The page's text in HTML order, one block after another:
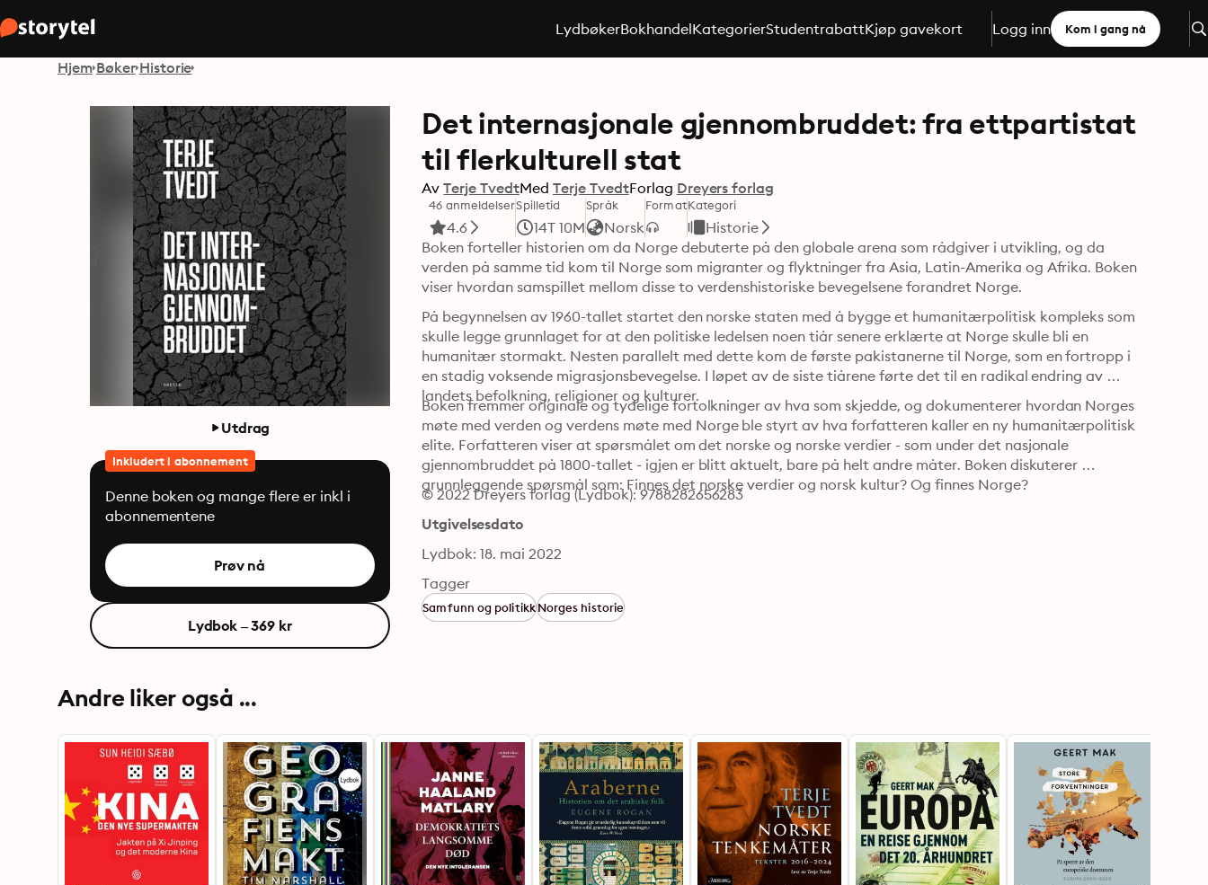
LydbøkerBokhandelKategorierStudentrabattKjøp gavekort Logg inn Kom i gang nå
Hjem Bøker Historie
Utdrag
Inkludert i abonnement
Denne boken og mange flere er inkl i
abonnementene
Prøv nå
Lydbok – 369 kr
Det internasjonale gjennombruddet: fra ettpartistat
til flerkulturell stat
Av Terje TvedtMed Terje TvedtForlag Dreyers forlag
46 anmeldelser
4.6
Spilletid
14T 10M
Språk
Norsk
FormatKategori
Historie
Boken forteller historien om da Norge debuterte på den globale arena som rådgiver i utvikling, og da
verden på samme tid kom til Norge som migranter og flyktninger fra Asia, Latin-Amerika og Afrika. Boken
På begynnelsen av 1960-tallet startet den norske staten med å bygge et humanitærpolitisk kompleks som
skulle legge grunnlaget for at den politiske ledelsen noen tiår senere erklærte at Norge skulle bli en
humanitær stormakt. Nesten parallelt med dette kom de første pakistanerne til Norge, som en fortropp i
en stadig voksende migrasjonsbevegelse. I løpet av de siste tiårene førte det til en radikal endring av
Boken fremmer originale og tydelige fortolkninger av hva som skjedde, og dokumenterer hvordan Norges
møte med verden og verdens møte med Norge ble styrt av hva forfatteren kaller en ny humanitærpolitisk
elite. Forfatteren viser at spørsmålet om det norske og norske verdier - som under det nasjonale
gjennombruddet på 1800-tallet - igjen er blitt aktuelt, bare på helt andre måter. Boken diskuterer
grunnleggende spørsmål som: Finnes det norske verdier og norsk kultur? Og finnes Norge?
© 2022 Dreyers forlag (Lydbok): 9788282656283
Utgivelsesdato
Lydbok: 18. mai 2022
Tagger
Samfunn og politikkNorges historie
Andre liker også ...